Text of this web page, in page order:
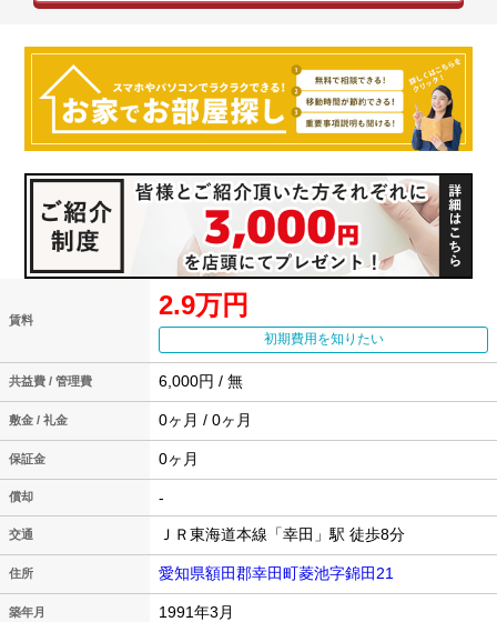
賃料 2.9万円
初期費用を知りたい
共益費 / 管理費 6,000円 / 無
敷金 / 礼金 0ヶ月 / 0ヶ月
保証金 0ヶ月
償却 -
交通 ＪＲ東海道本線「幸田」駅 徒歩8分
住所 愛知県額田郡幸田町菱池字錦田21
築年月 1991年3月